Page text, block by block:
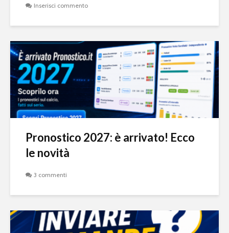
Inserisci commento
Pronostico 2027: è arrivato! Ecco
le novità
3 commenti